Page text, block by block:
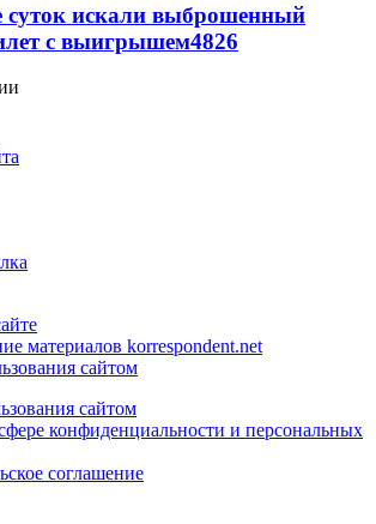
суток искали выброшенный
с выигрышем4826
материалов korrespondent.net
сайтом
сайтом
конфиденциальности и персональных
соглашение